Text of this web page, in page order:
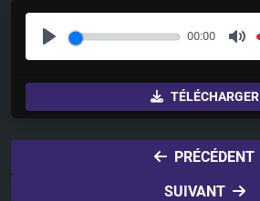
P
l
00:00
M
u
t
TÉLÉCHARGER
PRÉCÉDENT
SUIVANT